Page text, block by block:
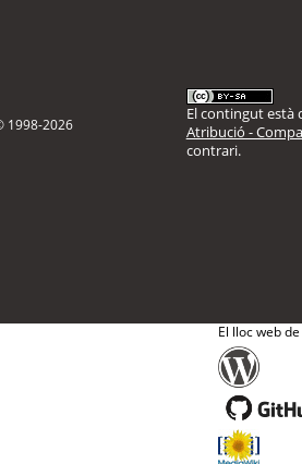
1998-2026
El contingut està
Atribució -
contrari.
El lloc web